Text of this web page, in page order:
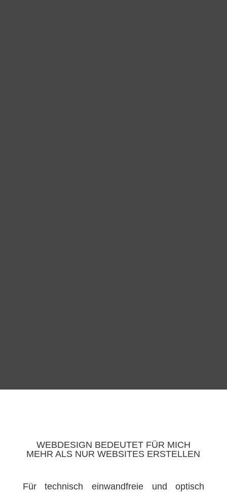
WEBDESIGN BEDEUTET FÜR MICH
MEHR ALS NUR WEBSITES ERSTELLEN
Für technisch einwandfreie und optisch